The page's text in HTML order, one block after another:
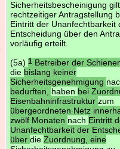
Sicherheitsbescheinigung
rechtzeitiger Antragstellung
Eintritt der Unanfechtbarkeit
Entscheidung über den
vorläufig erteilt.
(5a)1 Betreiber der
die bislang keiner
Sicherheitsgenehmigung
bedurften, haben bei
Eisenbahninfrastrukturzum
übergeordneten Netz
zwölf Monaten nach Eintritt
Unanfechtbarkeit der
überdieZuordnung, eine